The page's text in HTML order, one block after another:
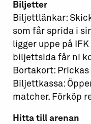
Biljetter
Biljettlänkar:
som får sprida i
ligger uppe på
biljettsida får ni
Bortakort:
Biljettkassa:
matcher. Förköp
Hitta till arenan